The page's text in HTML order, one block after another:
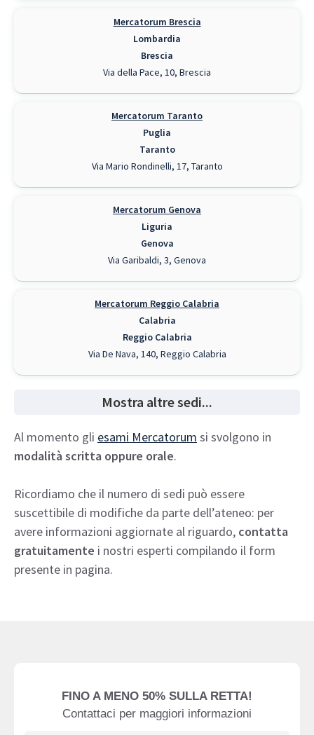
Mercatorum Brescia
Lombardia
Brescia
Via della Pace, 10, Brescia
Mercatorum Taranto
Puglia
Taranto
Via Mario Rondinelli, 17, Taranto
Mercatorum Genova
Liguria
Genova
Via Garibaldi, 3, Genova
Mercatorum Reggio Calabria
Calabria
Reggio Calabria
Via De Nava, 140, Reggio Calabria
Mostra altre sedi...
Al momento gli esami Mercatorum si svolgono in
modalità scritta oppure orale.
Ricordiamo che il numero di sedi può essere
suscettibile di modifiche da parte dell’ateneo: per
avere informazioni aggiornate al riguardo, contatta
gratuitamente i nostri esperti compilando il form
presente in pagina.
FINO A MENO 50% SULLA RETTA!
Contattaci per maggiori informazioni